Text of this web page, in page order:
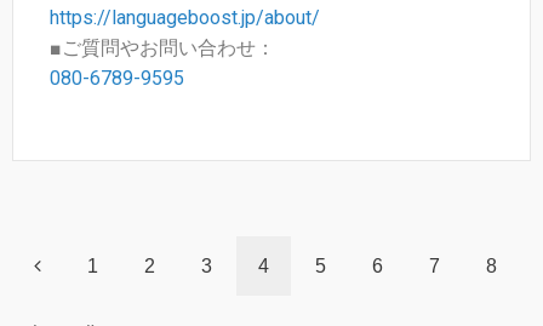
https://languageboost.jp/about/
■ご質問やお問い合わせ：
080-6789-9595
1 2 3 4 5 6 7 8